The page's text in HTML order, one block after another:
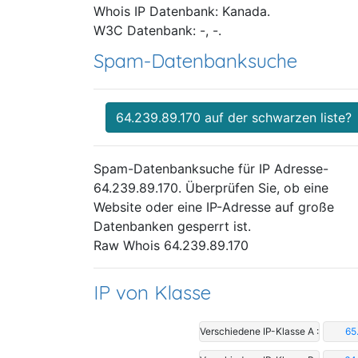
Whois IP Datenbank: Kanada.
W3C Datenbank: -, -.
Spam-Datenbanksuche
64.239.89.170 auf der schwarzen liste?
Spam-Datenbanksuche für IP Adresse-
64.239.89.170. Überprüfen Sie, ob eine
Website oder eine IP-Adresse auf große
Datenbanken gesperrt ist.
Raw Whois 64.239.89.170
IP von Klasse
Verschiedene IP-Klasse A :